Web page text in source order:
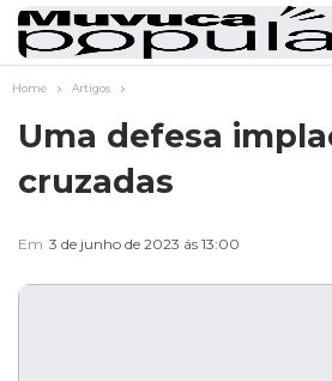
Home Artigos
Uma defesa
cruzadas
Em 3 de junho de 2023 ás 13:00